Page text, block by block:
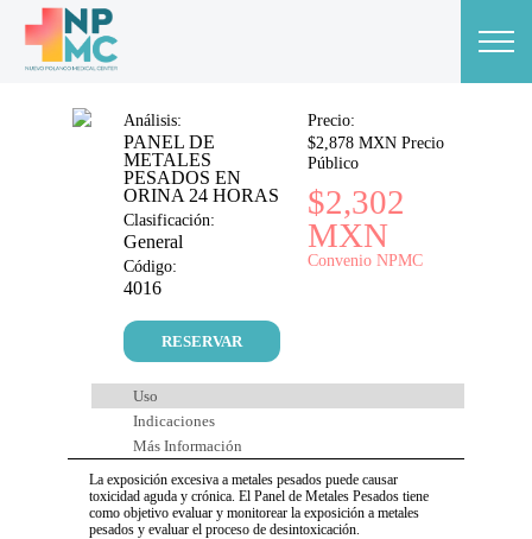
Análisis:
PANEL DE
METALES
PESADOS EN
ORINA 24 HORAS
Clasificación:
General
Código:
4016
RESERVAR
Precio:
$2,878 MXN Precio
Público
$2,302
MXN
Convenio NPMC
Uso
Indicaciones
Más Información
La exposición excesiva a metales pesados ​​puede causar
toxicidad aguda y crónica. El Panel de Metales Pesados ​​tiene
como objetivo evaluar y monitorear la exposición a metales
pesados ​​y evaluar el proceso de desintoxicación.